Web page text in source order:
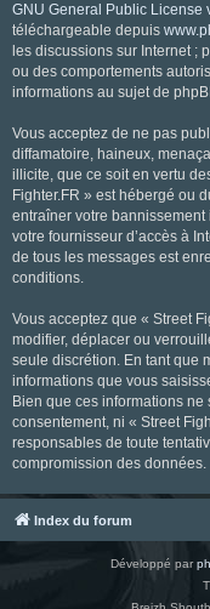
GNU General Public License
téléchargeable depuis
les discussions sur Internet ;
ou des comportements
informations au sujet de
Vous acceptez de ne pas
diffamatoire, haineux,
illicite, que ce soit en vertu
Fighter.FR » est hébergé ou
entraîner votre
votre fournisseur d’accès à
de tous les messages est
conditions.
Vous acceptez que « Street
modifier, déplacer ou
seule discrétion. En tant que
informations que vous
Bien que ces informations
consentement, ni « Street
responsables de toute
compromission des données.
Index du forum
Développé par